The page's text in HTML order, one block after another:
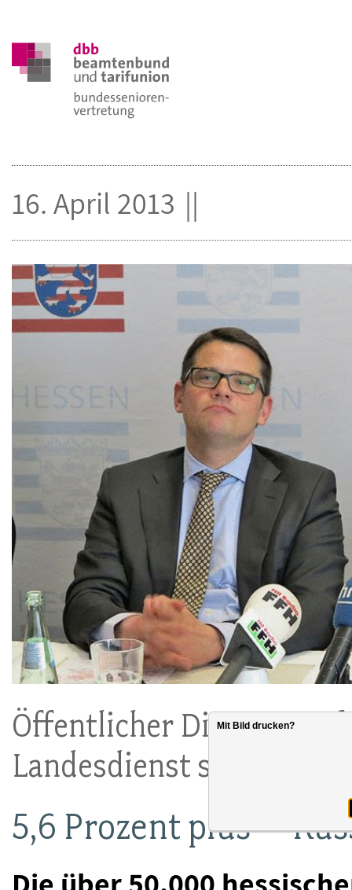
Öffentlicher Dienst:
Landesdienst steht
5,6 Prozent plus –
16. April 2013
Mit Bild drucken?